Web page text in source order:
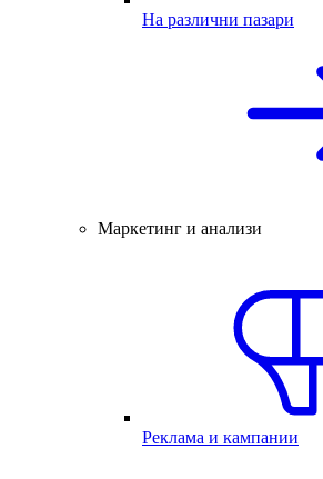
На различни пазари
Маркетинг и анализи
Реклама и кампании